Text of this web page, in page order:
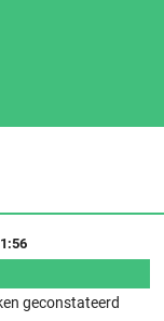
geconstateerd